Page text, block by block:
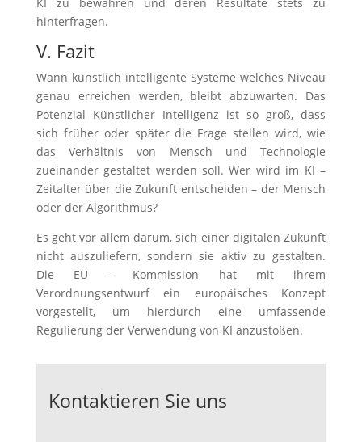
hinterfragen.
V. Fazit
Wann künstlich intelligente Systeme welches Niveau
genau erreichen werden, bleibt abzuwarten. Das
Potenzial Künstlicher Intelligenz ist so groß, dass
sich früher oder später die Frage stellen wird, wie
das Verhältnis von Mensch und Technologie
zueinander gestaltet werden soll. Wer wird im KI –
Zeitalter über die Zukunft entscheiden – der Mensch
oder der Algorithmus?
Es geht vor allem darum, sich einer digitalen Zukunft
nicht auszuliefern, sondern sie aktiv zu gestalten.
Die EU – Kommission hat mit ihrem
Verordnungsentwurf ein europäisches Konzept
vorgestellt, um hierdurch eine umfassende
Regulierung der Verwendung von KI anzustoßen.
Kontaktieren Sie uns